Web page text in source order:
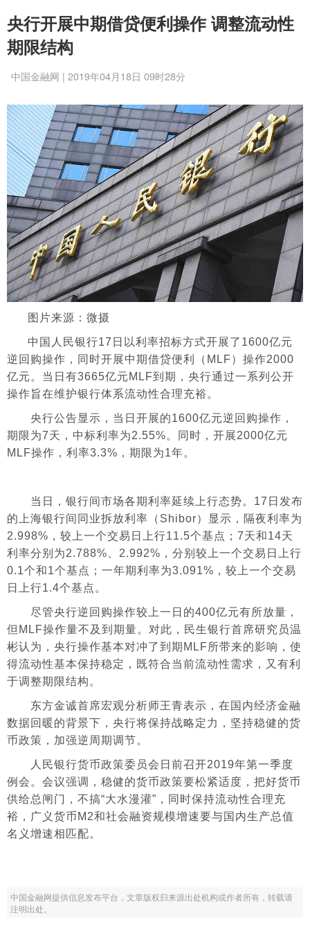
央行开展中期借贷便利操作 调整流动性
期限结构
中国金融网 | 2019年04月18日 09时28分
图片来源：微摄
中国人民银行17日以利率招标方式开展了1600亿元
逆回购操作，同时开展中期借贷便利（MLF）操作2000
亿元。当日有3665亿元MLF到期，央行通过一系列公开
操作旨在维护银行体系流动性合理充裕。
央行公告显示，当日开展的1600亿元逆回购操作，
期限为7天，中标利率为2.55%。同时，开展2000亿元
MLF操作，利率3.3%，期限为1年。
当日，银行间市场各期利率延续上行态势。17日发布
的上海银行间同业拆放利率（Shibor）显示，隔夜利率为
2.998%，较上一个交易日上行11.5个基点；7天和14天
利率分别为2.788%、2.992%，分别较上一个交易日上行
0.1个和1个基点；一年期利率为3.091%，较上一个交易
日上行1.4个基点。
尽管央行逆回购操作较上一日的400亿元有所放量，
但MLF操作量不及到期量。对此，民生银行首席研究员温
彬认为，央行操作基本对冲了到期MLF所带来的影响，使
得流动性基本保持稳定，既符合当前流动性需求，又有利
于调整期限结构。
东方金诚首席宏观分析师王青表示，在国内经济金融
数据回暖的背景下，央行将保持战略定力，坚持稳健的货
币政策，加强逆周期调节。
人民银行货币政策委员会日前召开2019年第一季度
例会。会议强调，稳健的货币政策要松紧适度，把好货币
供给总闸门，不搞“大水漫灌”，同时保持流动性合理充
裕，广义货币M2和社会融资规模增速要与国内生产总值
名义增速相匹配。
中国金融网提供信息发布平台，文章版权归来源出处机构或作者所有，转载请
注明出处。